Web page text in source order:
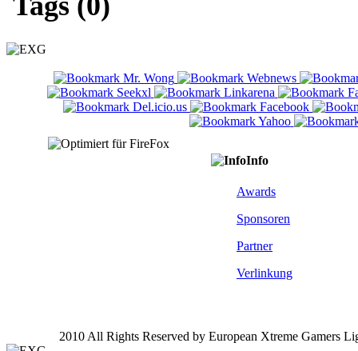
Info
Awards
Sponsoren
Partner
Verlinkung
2010 All Rights Reserved by European Xtreme Gamers